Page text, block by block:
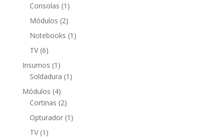
productos
Consolas 1 1
producto
Módulos 22
productos
Notebooks 1 1
TV 66
productos
Insumos 1 1
producto
Soldadura 1 1
Módulos 44
productos
Cortinas 22
productos
Opturador 1 1
TV 1 1